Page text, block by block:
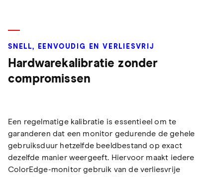
SNELL, EENVOUDIG EN VERLIESVRIJ
Hardwarekalibratie zonder
compromissen
Een regelmatige kalibratie is essentieel om te
garanderen dat een monitor gedurende de gehele
gebruiksduur hetzelfde beeldbestand op exact
dezelfde manier weergeeft. Hiervoor maakt iedere
ColorEdge-monitor gebruik van de verliesvrije